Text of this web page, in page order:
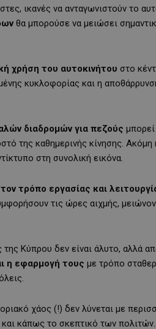
ικανές να ανταγωνιστούν το
θα μπορούσε να μειώσει
χρήση του αυτοκινήτου στο
κυκλοφορίας και η
διαδρομών για πεζούς
της καθημερινής κίνησης. Ακόμη
στη συνολική εικόνα.
τρόπο εργασίας και
τις ώρες αιχμής,
Κύπρου δεν είναι άλυτο, αλλά
η εφαρμογή τους με τρόπο
χάος (!) δεν λύνεται με
κάπως το σκεπτικό των